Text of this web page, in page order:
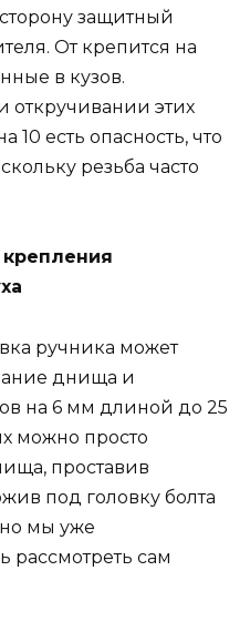
защитный
От крепится на
в кузов.
откручивании этих
10 есть опасность, что
резьба часто
ручника может
днища и
на 6 мм длиной до 25
можно просто
проставив
под головку болта
мы уже
рассмотреть сам